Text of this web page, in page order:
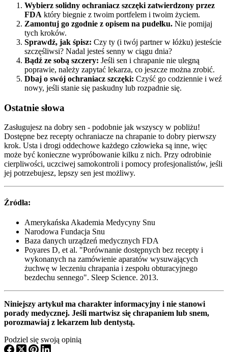
Wybierz solidny ochraniacz szczęki zatwierdzony przez
FDA który biegnie z twoim portfelem i twoim życiem.
Zamontuj go zgodnie z opisem na pudełku. Nie pomijaj
tych kroków.
Sprawdź, jak śpisz: Czy ty (i twój partner w łóżku) jesteście
szczęśliwsi? Nadal jesteś senny w ciągu dnia?
Bądź ze sobą szczery: Jeśli sen i chrapanie nie ulegną
poprawie, należy zapytać lekarza, co jeszcze można zrobić.
Dbaj o swój ochraniacz szczęki: Czyść go codziennie i weź
nowy, jeśli stanie się paskudny lub rozpadnie się.
Ostatnie słowa
Zasługujesz na dobry sen - podobnie jak wszyscy w pobliżu!
Dostępne bez recepty ochraniacze na chrapanie to dobry pierwszy
krok. Usta i drogi oddechowe każdego człowieka są inne, więc
może być konieczne wypróbowanie kilku z nich. Przy odrobinie
cierpliwości, uczciwej samokontroli i pomocy profesjonalistów, jeśli
jej potrzebujesz, lepszy sen jest możliwy.
Źródła:
Amerykańska Akademia Medycyny Snu
Narodowa Fundacja Snu
Baza danych urządzeń medycznych FDA
Poyares D, et al. "Porównanie dostępnych bez recepty i
wykonanych na zamówienie aparatów wysuwających
żuchwę w leczeniu chrapania i zespołu obturacyjnego
bezdechu sennego". Sleep Science. 2013.
Niniejszy artykuł ma charakter informacyjny i nie stanowi
porady medycznej. Jeśli martwisz się chrapaniem lub snem,
porozmawiaj z lekarzem lub dentystą.
Podziel się swoją opinią